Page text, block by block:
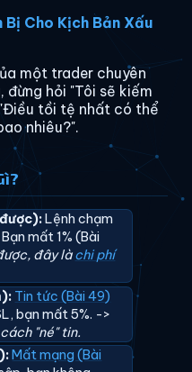
Bị Cho Kịch Bản Xấu
một trader chuyên
đừng hỏi "Tôi sẽ kiếm
tồi tệ nhất có thể
nhiêu?".
Lệnh chạm
Bạn mất 1% (Bài
đây làchi phí
Tin tức (Bài 49)
bạn mất 5%. ->
"né" tin.
Mất mạng (Bài